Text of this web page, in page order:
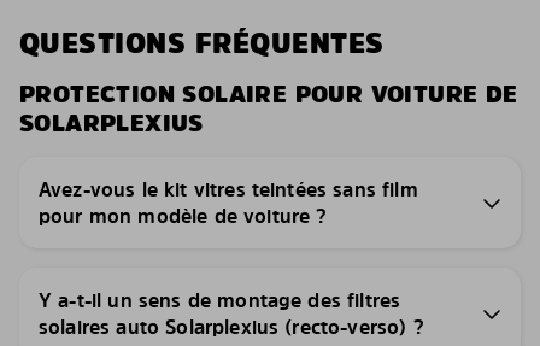
QUESTIONS FRÉQUENTES
PROTECTION SOLAIRE POUR VOITURE DE
SOLARPLEXIUS
Avez-vous le kit vitres teintées sans film
pour mon modèle de voiture ?
Y a-t-il un sens de montage des filtres
solaires auto Solarplexius (recto-verso) ?